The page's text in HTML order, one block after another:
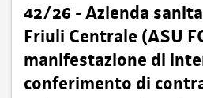
42/26 - Azienda
Friuli Centrale (ASU
manifestazione di
conferimento di